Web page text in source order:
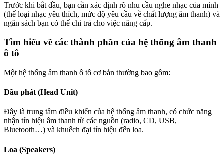
Trước khi bắt đầu, bạn cần xác định rõ nhu cầu nghe nhạc của mình
(thể loại nhạc yêu thích, mức độ yêu cầu về chất lượng âm thanh) và
ngân sách bạn có thể chi trả cho việc nâng cấp.
Tìm hiểu về các thành phần của hệ thống âm thanh
ô tô
Một hệ thống âm thanh ô tô cơ bản thường bao gồm:
Đầu phát (Head Unit)
Đây là trung tâm điều khiển của hệ thống âm thanh, có chức năng
nhận tín hiệu âm thanh từ các nguồn (radio, CD, USB,
Bluetooth…) và khuếch đại tín hiệu đến loa.
Loa (Speakers)